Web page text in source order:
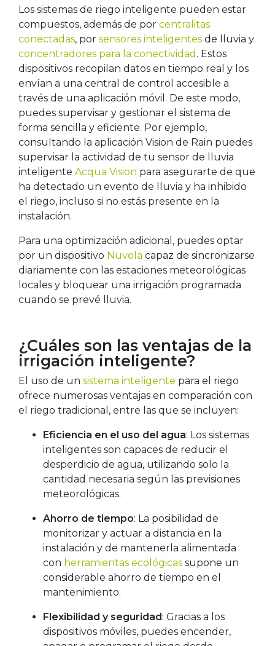
Los sistemas de riego inteligente pueden estar
compuestos, además de por centralitas
conectadas, por sensores inteligentes de lluvia y
concentradores para la conectividad . Estos
dispositivos recopilan datos en tiempo real y los
envían a una central de control accesible a
través de una aplicación móvil. De este modo,
puedes supervisar y gestionar el sistema de
forma sencilla y eficiente. Por ejemplo,
consultando la aplicación Vision de Rain puedes
supervisar la actividad de tu sensor de lluvia
inteligente Acqua Vision para asegurarte de que
ha detectado un evento de lluvia y ha inhibido
el riego, incluso si no estás presente en la
instalación.
Para una optimización adicional, puedes optar
por un dispositivo Nuvola capaz de sincronizarse
diariamente con las estaciones meteorológicas
locales y bloquear una irrigación programada
cuando se prevé lluvia.
¿Cuáles son las ventajas de la
irrigación inteligente?
El uso de un sistema inteligente para el riego
ofrece numerosas ventajas en comparación con
el riego tradicional, entre las que se incluyen:
Eficiencia en el uso del agua: Los sistemas
inteligentes son capaces de reducir el
desperdicio de agua, utilizando solo la
cantidad necesaria según las previsiones
meteorológicas.
Ahorro de tiempo: La posibilidad de
monitorizar y actuar a distancia en la
instalación y de mantenerla alimentada
con herramientas ecológicas supone un
considerable ahorro de tiempo en el
mantenimiento.
Flexibilidad y seguridad : Gracias a los
dispositivos móviles, puedes encender,